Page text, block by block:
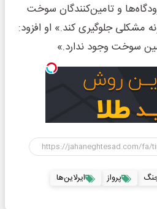
و تامین‌کنندگان سوخت
مشکلی جلوگیری کند.» او افزود:
سوخت وجود ندارد.»
پرواز
ایرلاین‌ها